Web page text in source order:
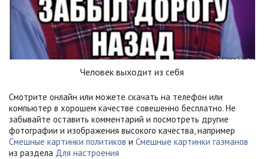
Человек выходит из себя
Смотрите онлайн или можете скачать на телефон или
компьютер в хорошем качестве совешенно бесплатно. Не
забывайте оставить комментарий и посмотреть другие
фотографии и изображения высокого качества, например
Смешные картинки политиков и Смешные картинки газманов
из раздела Для настроения